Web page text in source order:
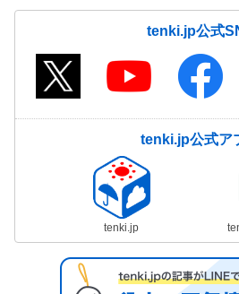
tenki.jp公式
tenki.jp公式ア
tenki.jp